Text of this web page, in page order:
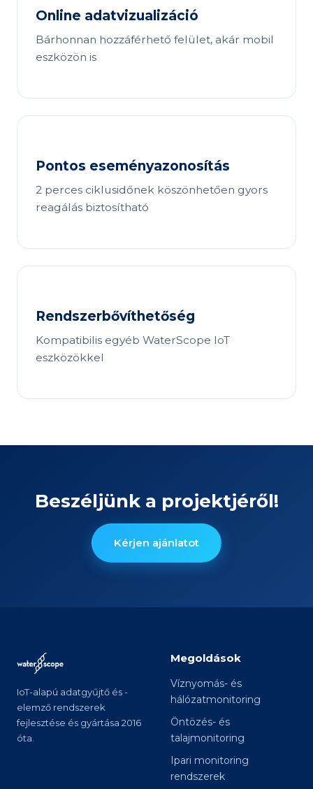
Online adatvizualizáció
Bárhonnan hozzáférhető felület, akár mobil
eszközön is
Pontos eseményazonosítás
2 perces ciklusidőnek köszönhetően gyors
reagálás biztosítható
Rendszerbővíthetőség
Kompatibilis egyéb WaterScope IoT
eszközökkel
Beszéljünk a projektjéről!
Kérjen ajánlatot
IoT-alapú adatgyűjtő és -
elemző rendszerek
fejlesztése és gyártása 2016
óta.
Megoldások
Víznyomás- és
hálózatmonitoring
Öntözés- és
talajmonitoring
Ipari monitoring
rendszerek